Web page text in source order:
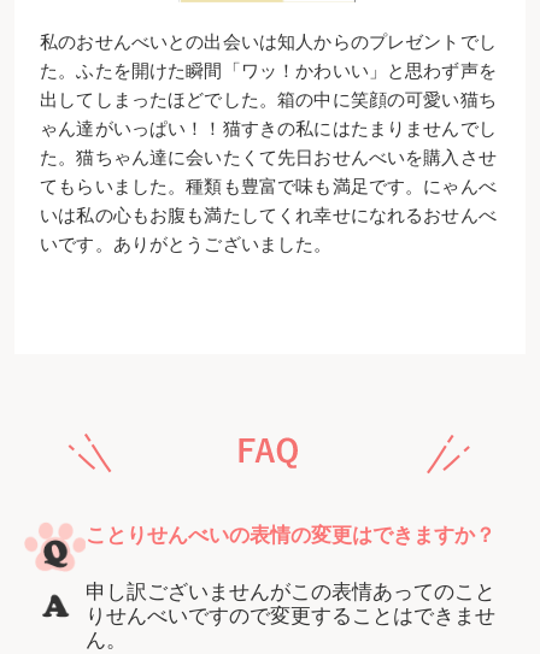
私のおせんべいとの出会いは知人からのプレゼントでし
た。ふたを開けた瞬間「ワッ！かわいい」と思わず声を
出してしまったほどでした。箱の中に笑顔の可愛い猫ち
ゃん達がいっぱい！！猫すきの私にはたまりませんでし
た。猫ちゃん達に会いたくて先日おせんべいを購入させ
てもらいました。種類も豊富で味も満足です。にゃんべ
いは私の心もお腹も満たしてくれ幸せになれるおせんべ
いです。ありがとうございました。
ことりせんべいの表情の変更はできますか？
申し訳ございませんがこの表情あってのこと
りせんべいですので変更することはできませ
ん。